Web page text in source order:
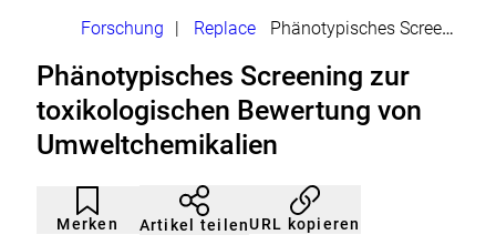
Zentrum
Schutz
Versuchstieren
für
Brotkrumennavigation
Forschung | Replace Phänotypisches Screening zur toxikologischen Bewertung von Umwelt
Phänotypisches Screening zur
toxikologischen Bewertung von
Umweltchemikalien
Merken
Artikel
nicht
gemerkt
Durch
Klicken
der
Artikel teilenURL kopieren